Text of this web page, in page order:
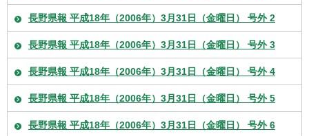
長野県報 平成18年（2006年）3月31日（金曜日） 号外 2
長野県報 平成18年（2006年）3月31日（金曜日） 号外 3
長野県報 平成18年（2006年）3月31日（金曜日） 号外 4
長野県報 平成18年（2006年）3月31日（金曜日） 号外 5
長野県報 平成18年（2006年）3月31日（金曜日） 号外 6